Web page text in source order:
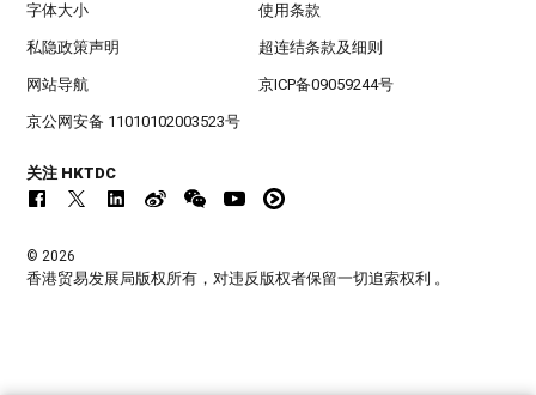
字体大小 使用条款
私隐政策声明 超连结条款及细则
网站导航 京ICP备09059244号
京公网安备 11010102003523号
关注 HKTDC
© 2026
香港贸易发展局版权所有，对违反版权者保留一切追索权利 。